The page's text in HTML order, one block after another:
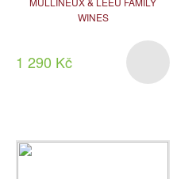
WINES
1 290 Kč